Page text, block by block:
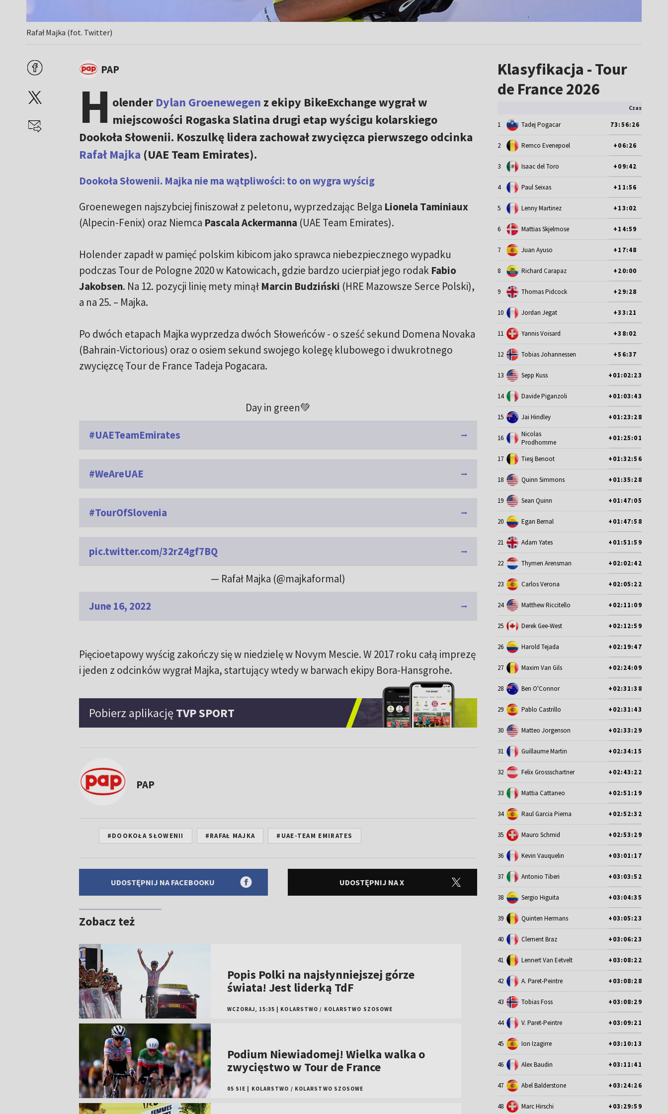
Rafał Majka (fot. Twitter)
PAP
H olender Dylan Groenewegen z ekipy BikeExchange wygrał w
miejscowości Rogaska Slatina drugi etap wyścigu kolarskiego
Dookoła Słowenii. Koszulkę lidera zachował zwycięzca pierwszego odcinka
Rafał Majka (UAE Team Emirates).
Dookoła Słowenii. Majka nie ma wątpliwości: to on wygra wyścig
Groenewegen najszybciej finiszował z peletonu, wyprzedzając Belga Lionela Taminiaux
(Alpecin-Fenix) oraz Niemca Pascala Ackermanna (UAE Team Emirates).
Holender zapadł w pamięć polskim kibicom jako sprawca niebezpiecznego wypadku
podczas Tour de Pologne 2020 w Katowicach, gdzie bardzo ucierpiał jego rodak Fabio
Jakobsen. Na 12. pozycji linię mety minął Marcin Budziński (HRE Mazowsze Serce Polski),
a na 25. – Majka.
Po dwóch etapach Majka wyprzedza dwóch Słoweńców - o sześć sekund Domena Novaka
(Bahrain-Victorious) oraz o osiem sekund swojego kolegę klubowego i dwukrotnego
zwycięzcę Tour de France Tadeja Pogacara.
Day in green💚
#UAETeamEmirates
#WeAreUAE
#TourOfSlovenia
pic.twitter.com/32rZ4gf7BQ
— Rafał Majka (@majkaformal)
June 16, 2022
Pięcioetapowy wyścig zakończy się w niedzielę w Novym Mescie. W 2017 roku całą imprezę
i jeden z odcinków wygrał Majka, startujący wtedy w barwach ekipy Bora-Hansgrohe.
Pobierz aplikację TVP SPORT
PAP
#DOOKOŁA SŁOWENII #RAFAŁ MAJKA #UAE-TEAM EMIRATES
UDOSTĘPNIJ NA FACEBOOKU UDOSTĘPNIJ NA X
Zobacz też
Popis Polki na najsłynniejszej górze
świata! Jest liderką TdF
WCZORAJ, 15:35 KOLARSTWO / KOLARSTWO SZOSOWE
Podium Niewiadomej! Wielka walka o
zwycięstwo w Tour de France
05 SIE KOLARSTWO / KOLARSTWO SZOSOWE
Klasyfikacja - Tour
de France 2026
Czas
1 Tadej Pogacar 73:56:26
2 Remco Evenepoel +06:26
3 Isaac del Toro +09:42
4 Paul Seixas +11:56
5 Lenny Martinez +13:02
6 Mattias Skjelmose +14:59
7 Juan Ayuso +17:48
8 Richard Carapaz +20:00
9 Thomas Pidcock +29:28
10 Jordan Jegat +33:21
11 Yannis Voisard +38:02
12 Tobias Johannessen +56:37
13 Sepp Kuss +01:02:23
14 Davide Piganzoli +01:03:43
15 Jai Hindley +01:23:28
16
Nicolas
Prodhomme
+01:25:01
17 Tiesj Benoot +01:32:56
18 Quinn Simmons +01:35:28
19 Sean Quinn +01:47:05
20 Egan Bernal +01:47:58
21 Adam Yates +01:51:59
22 Thymen Arensman +02:02:42
23 Carlos Verona +02:05:22
24 Matthew Riccitello +02:11:09
25 Derek Gee-West +02:12:59
26 Harold Tejada +02:19:47
27 Maxim Van Gils +02:24:09
28 Ben O'Connor +02:31:38
29 Pablo Castrillo +02:31:43
30 Matteo Jorgenson +02:33:29
31 Guillaume Martin +02:34:15
32 Felix Grossschartner +02:43:22
33 Mattia Cattaneo +02:51:19
34 Raul Garcia Pierna +02:52:32
35 Mauro Schmid +02:53:29
36 Kevin Vauquelin +03:01:17
37 Antonio Tiberi +03:03:52
38 Sergio Higuita +03:04:35
39 Quinten Hermans +03:05:23
40 Clement Braz +03:06:23
41 Lennert Van Eetvelt +03:08:22
42 A. Paret-Peintre +03:08:28
43 Tobias Foss +03:08:29
44 V. Paret-Peintre +03:09:21
45 Ion Izagirre +03:10:13
46 Alex Baudin +03:11:41
47 Abel Balderstone +03:24:26
48 Marc Hirschi +03:29:59